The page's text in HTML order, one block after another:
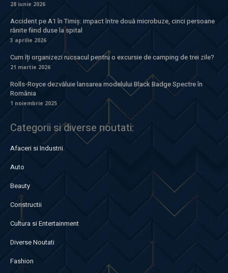
28 iunie 2026
Accident pe A1 în Timiș: impact între două microbuze, cinci persoane
rănite fiind duse la spital
3 aprilie 2026
Cum îți organizezi rucsacul pentru o excursie de camping de trei zile?
21 martie 2026
Rolls-Royce dezvăluie lansarea modelului Black Badge Spectre în
România
1 noiembrie 2025
Categorii si diverse noutati:
Afaceri si Industrii
Auto
Beauty
Constructii
Cultura si Entertainment
Diverse Noutati
Fashion